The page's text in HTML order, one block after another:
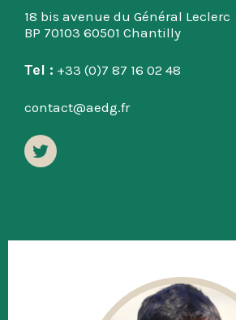
18 bis avenue du Général Leclerc
BP 70103 60501 Chantilly
Tel : +33 (0)7 87 16 02 48
contact@aedg.fr